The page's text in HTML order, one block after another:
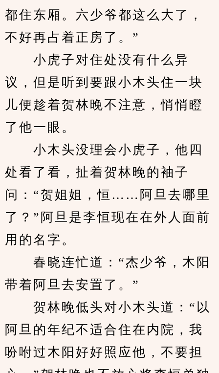
都住东厢。六少爷都这么大了，
不好再占着正房了。”
小虎子对住处没有什么异
议，但是听到要跟小木头住一块
儿便趁着贺林晚不注意，悄悄瞪
了他一眼。
小木头没理会小虎子，他四
处看了看，扯着贺林晚的袖子
问：“贺姐姐，恒……阿旦去哪里
了？”阿旦是李恒现在在外人面前
用的名字。
春晓连忙道：“杰少爷，木阳
带着阿旦去安置了。”
贺林晚低头对小木头道：“以
阿旦的年纪不适合住在内院，我
吩咐过木阳好好照应他，不要担